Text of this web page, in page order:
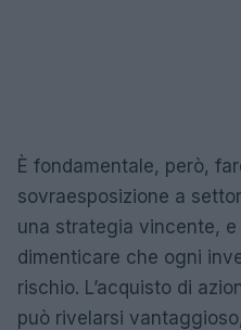
È fondamentale, però,
sovraesposizione a
una strategia vincente,
dimenticare che ogni
rischio. L’acquisto di
può rivelarsi